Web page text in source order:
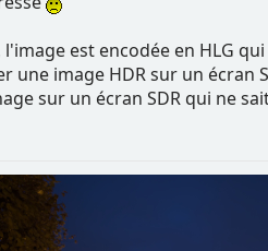
l'image est encodée en HLG
une image HDR sur un écran
sur un écran SDR qui ne